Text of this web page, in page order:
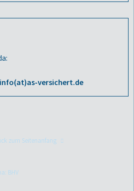
info(at)as-versichert.de
zum Seitenanfang
BHV